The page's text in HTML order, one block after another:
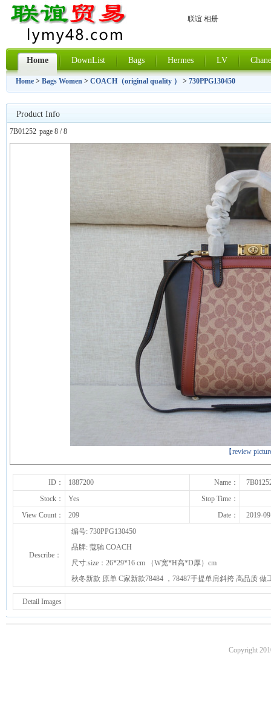
联谊 相册
Home DownList Bags Hermes LV
Home > Bags Women > COACH（original quality ） > 730PPG130450
Product Info
7B01252 page 8 / 8
【review
上一张
ID： 1887200 Name：
Stock：
Yes
Stop Time：
View Count：
209 Date： 2019-
Describe：
编号: 730PPG130450
品牌: 蔻驰 COACH
尺寸:size：26*29*16 cm （W宽*H高*D厚）cm
秋冬新款 原单 C家新款78484 ，78487手提单肩斜挎 高品质
Detail Images
Copyright